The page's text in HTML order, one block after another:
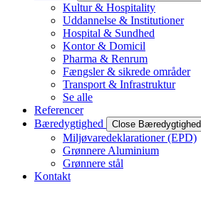
Kultur & Hospitality
Uddannelse & Institutioner
Hospital & Sundhed
Kontor & Domicil
Pharma & Renrum
Fængsler & sikrede områder
Transport & Infrastruktur
Se alle
Referencer
Bæredygtighed
Close Bæredygtighed
Miljøvaredeklarationer (EPD)
Grønnere Aluminium
Grønnere stål
Kontakt